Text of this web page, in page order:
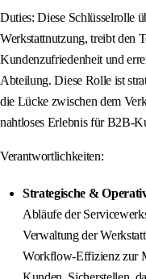
Duties: Diese Schlüsselrolle
Werkstattnutzung, treibt den
Kundenzufriedenheit und
Abteilung. Diese Rolle ist
die Lücke zwischen dem
nahtloses Erlebnis für B2B-
Verantwortlichkeiten:
Strategische &
Abläufe der
Verwaltung der
Workflow-Effizienz zur